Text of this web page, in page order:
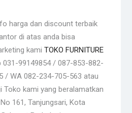
harga dan discount terbaik
di atas anda bisa
kami TOKO FURNITURE
99149854 / 087-853-882-
/ WA 082-234-705-563 atau
Toko kami yang beralamatkan
161, Tanjungsari, Kota